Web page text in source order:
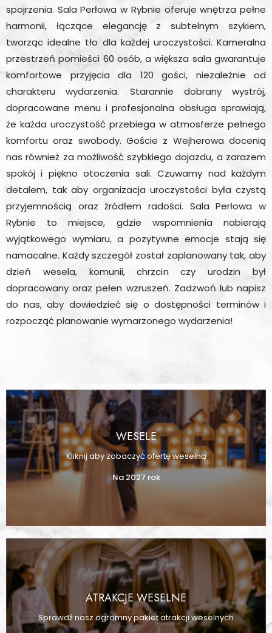
spojrzenia. Sala Perłowa w Rybnie oferuje wnętrza pełne
harmonii, łączące elegancję z subtelnym szykiem,
tworząc idealne tło dla każdej uroczystości. Kameralna
przestrzeń pomieści 60 osób, a większa sala gwarantuje
komfortowe przyjęcia dla 120 gości, niezależnie od
charakteru wydarzenia. Starannie dobrany wystrój,
dopracowane menu i profesjonalna obsługa sprawiają,
że każda uroczystość przebiega w atmosferze pełnego
komfortu oraz swobody. Goście z Wejherowa docenią
nas również za możliwość szybkiego dojazdu, a zarazem
spokój i piękno otoczenia sali. Czuwamy nad każdym
detalem, tak aby organizacja uroczystości była czystą
przyjemnością oraz źródłem radości. Sala Perłowa w
Rybnie to miejsce, gdzie wspomnienia nabierają
wyjątkowego wymiaru, a pozytywne emocje stają się
namacalne. Każdy szczegół został zaplanowany tak, aby
dzień wesela, komunii, chrzcin czy urodzin był
dopracowany oraz pełen wzruszeń. Zadzwoń lub napisz
do nas, aby dowiedzieć się o dostępności terminów i
rozpocząć planowanie wymarzonego wydarzenia!
WESELE
Kliknij aby zobaczyć ofertę weselną
Na 2027 rok
ATRAKCJE WESELNE
Sprawdź nasz ogromny pakiet atrakcji weselnych